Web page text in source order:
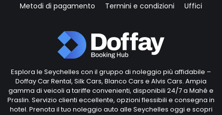
Metodi di pagamento
Termini e condizioni Uffici
Esplora le Seychelles con il gruppo di noleggio più affidabile –
Doffay Car Rental, Silk Cars, Blanco Cars e Alvis Cars. Ampia
gamma di veicoli a tariffe convenienti, disponibili 24/7 a Mahé e
Praslin. Servizio clienti eccellente, opzioni flessibili e consegna in
hotel. Prenota il tuo noleggio auto alle Seychelles oggi e scopri